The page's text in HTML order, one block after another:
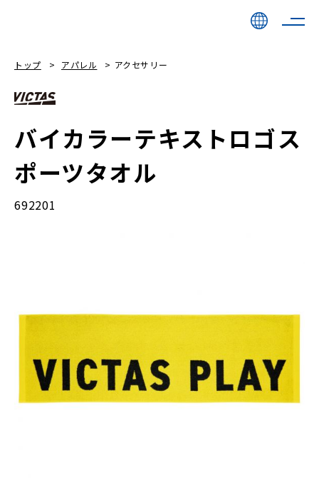
トップ アパレル アクセサリー
バイカラーテキストロゴス
ポーツタオル
692201